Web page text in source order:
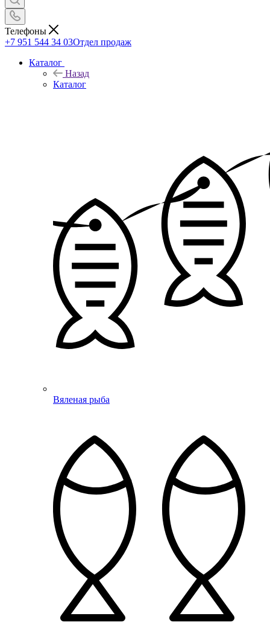
Телефоны
+7 951 544 34 03Отдел продаж
Каталог
Назад
Каталог
Вяленая рыба